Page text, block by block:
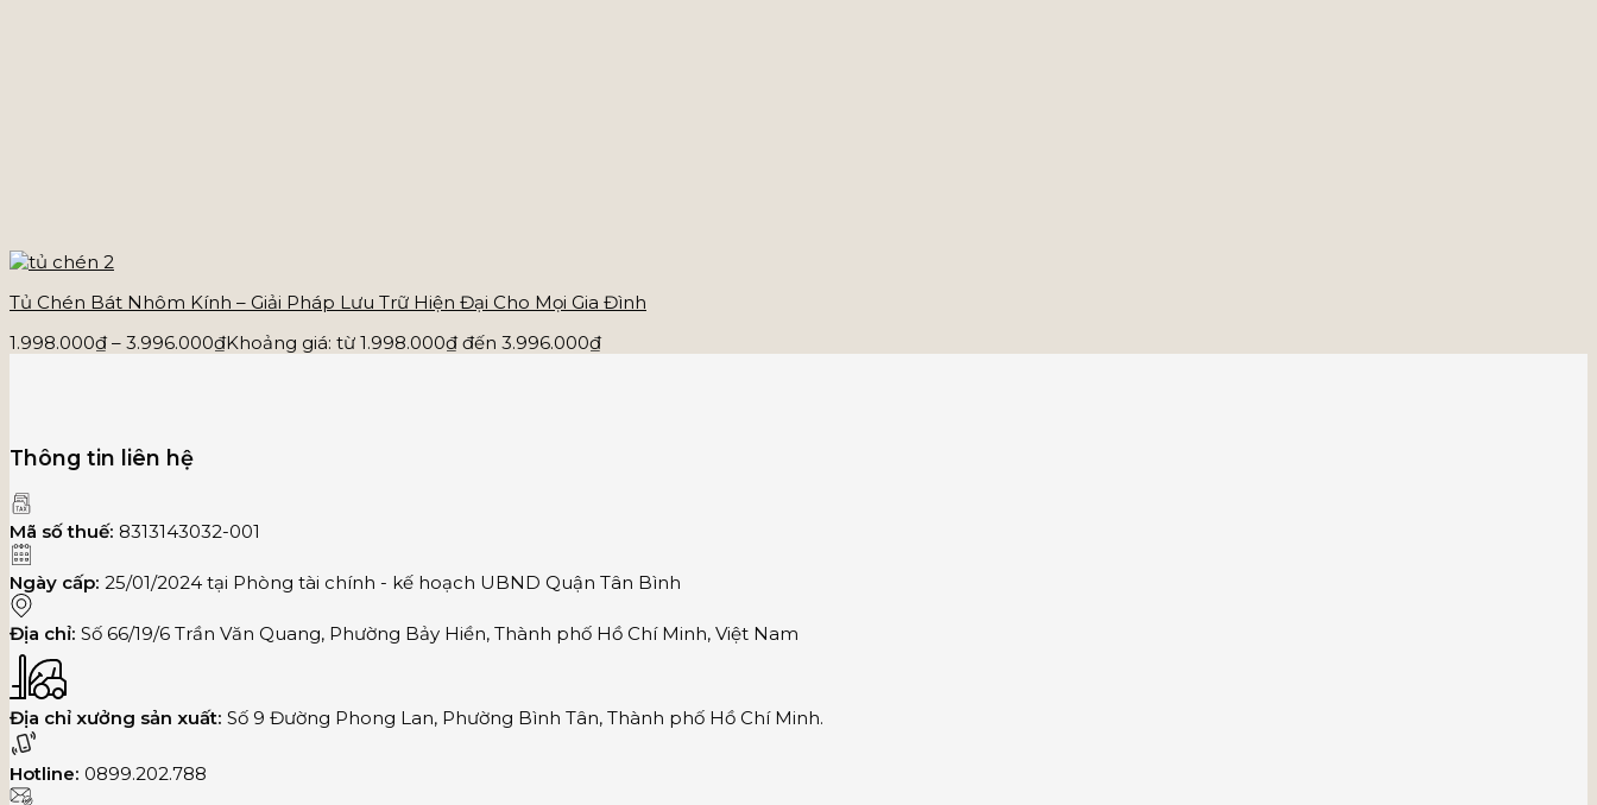
Tủ Chén Bát Nhôm Kính – Giải Pháp Lưu Trữ Hiện Đại Cho Mọi Gia Đình
1.998.000₫ – 3.996.000₫Khoảng giá: từ 1.998.000₫ đến 3.996.000₫
Thông tin liên hệ
Mã số thuế: 8313143032-001
Ngày cấp: 25/01/2024 tại Phòng tài chính - kế hoạch UBND Quận Tân Bình
Địa chỉ: Số 66/19/6 Trần Văn Quang, Phường Bảy Hiền, Thành phố Hồ Chí Minh, Việt Nam
Địa chỉ xưởng sản xuất: Số 9 Đường Phong Lan, Phường Bình Tân, Thành phố Hồ Chí Minh.
Hotline: 0899.202.788